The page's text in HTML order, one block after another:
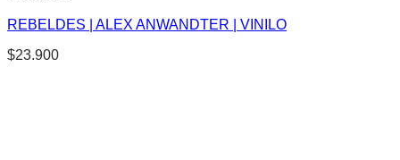
REBELDES | ALEX ANWANDTER | VINILO
$23.900